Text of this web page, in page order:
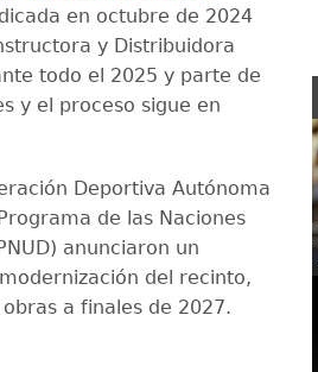
en octubre de 2024
y Distribuidora
todo el 2025 y parte de
y el proceso sigue en
Deportiva Autónoma
de las Naciones
anunciaron un
del recinto,
a finales de 2027.